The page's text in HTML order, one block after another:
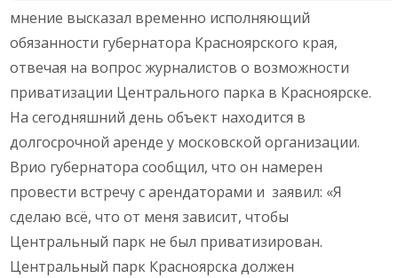
мнение высказал временно исполняющий
обязанности губернатора Красноярского края,
отвечая на вопрос журналистов о возможности
приватизации Центрального парка в Красноярске.
На сегодняшний день объект находится в
долгосрочной аренде у московской организации.
Врио губернатора сообщил, что он намерен
провести встречу с арендаторами и заявил: «Я
сделаю всё, что от меня зависит, чтобы
Центральный парк не был приватизирован.
Центральный парк Красноярска должен